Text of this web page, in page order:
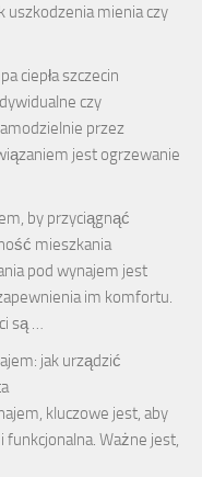
uszkodzenia mienia czy
ciepła szczecin
czy
przez
jest ogrzewanie
by przyciągnąć
mieszkania
pod wynajem jest
im komfortu.
są …
jak urządzić
kluczowe jest, aby
funkcjonalna. Ważne jest,